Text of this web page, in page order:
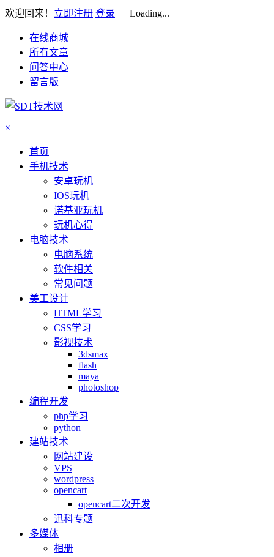
欢迎回来！ 立即注册 登录 Loading...
在线商城
所有文章
问答中心
留言版
×
首页
手机技术
安卓玩机
IOS玩机
诺基亚玩机
玩机心得
电脑技术
电脑系统
软件相关
常见问题
美工设计
HTML学习
CSS学习
影视技术
3dsmax
flash
maya
photoshop
编程开发
php学习
python
建站技术
网站建设
VPS
wordpress
opencart
opencart二次开发
迅科专题
多媒体
相册